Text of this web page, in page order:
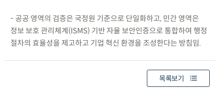
- 공공 영역의 검증은 국정원 기준으로 단일화하고, 민간 영역은
정보 보호 관리체계(ISMS) 기반 자율 보안인증으로 통합하여 행정
절차의 효율성을 제고하고 기업 혁신 환경을 조성한다는 방침임.
목록보기